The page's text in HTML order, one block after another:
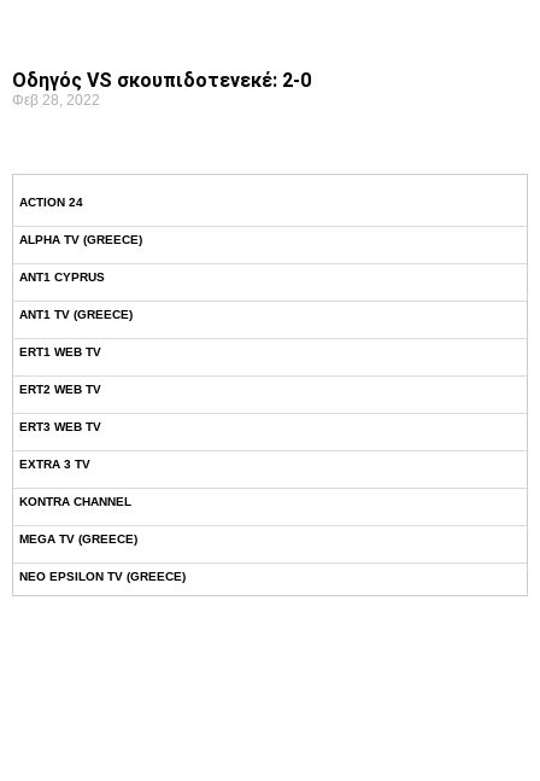
Οδηγός VS σκουπιδοτενεκέ: 2-0
Φεβ 28, 2022
ACTION 24
ALPHA TV (GREECE)
ANT1 CYPRUS
ANT1 TV (GREECE)
ERT1 WEB TV
ERT2 WEB TV
ERT3 WEB TV
EXTRA 3 TV
KONTRA CHANNEL
MEGA TV (GREECE)
NEO EPSILON TV (GREECE)